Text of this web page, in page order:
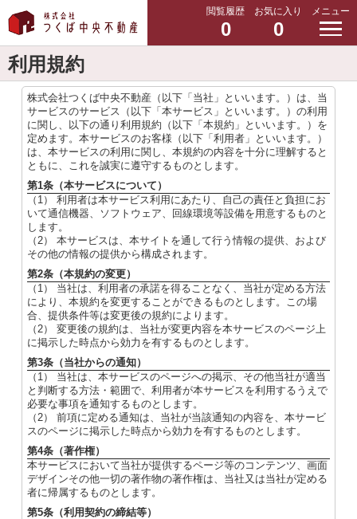
閲覧履歴
0
お気に入り
0
メニュー
利用規約
株式会社つくば中央不動産（以下「当社」といいます。）は、当
サービスのサービス（以下「本サービス」といいます。）の利用
に関し、以下の通り利用規約（以下「本規約」といいます。）を
定めます。本サービスのお客様（以下「利用者」といいます。）
は、本サービスの利用に関し、本規約の内容を十分に理解すると
ともに、これを誠実に遵守するものとします。
第1条（本サービスについて）
（1） 利用者は本サービス利用にあたり、自己の責任と負担にお
いて通信機器、ソフトウェア、回線環境等設備を用意するものと
します。
（2） 本サービスは、本サイトを通して行う情報の提供、および
その他の情報の提供から構成されます。
第2条（本規約の変更）
（1） 当社は、利用者の承諾を得ることなく、当社が定める方法
により、本規約を変更することができるものとします。この場
合、提供条件等は変更後の規約によります。
（2） 変更後の規約は、当社が変更内容を本サービスのページ上
に掲示した時点から効力を有するものとします。
第3条（当社からの通知）
（1） 当社は、本サービスのページへの掲示、その他当社が適当
と判断する方法・範囲で、利用者が本サービスを利用するうえで
必要な事項を通知するものとします。
（2） 前項に定める通知は、当社が当該通知の内容を、本サービ
スのページに掲示した時点から効力を有するものとします。
第4条（著作権）
本サービスにおいて当社が提供するページ等のコンテンツ、画面
デザインその他一切の著作物の著作権は、当社又は当社が定める
者に帰属するものとします。
第5条（利用契約の締結等）